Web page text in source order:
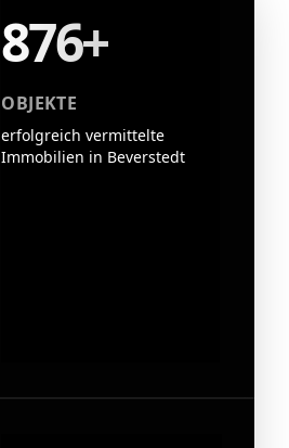
876+
OBJEKTE
erfolgreich vermittelte
Immobilien in Beverstedt